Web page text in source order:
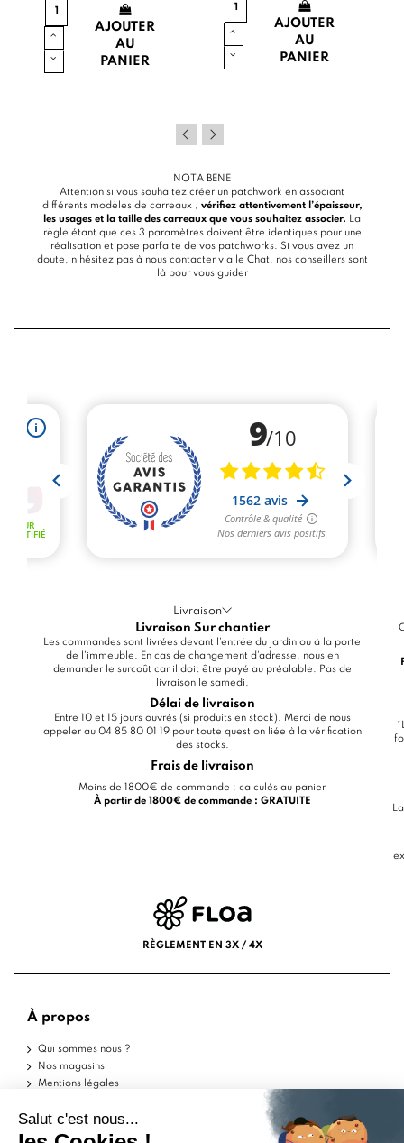
AJOUTER
AU
PANIER
AJOUTER
AU
PANIER
NOTA BENE
Attention si vous souhaitez créer un patchwork en associant
différents modèles de carreaux , vérifiez attentivement l’épaisseur,
les usages et la taille des carreaux que vous souhaitez associer. La
règle étant que ces 3 paramètres doivent être identiques pour une
réalisation et pose parfaite de vos patchworks. Si vous avez un
doute, n’hésitez pas à nous contacter via le Chat, nos conseillers sont
là pour vous guider
Livraison
Livraison Sur chantier
Les commandes sont livrées devant l'entrée du jardin ou à la porte
de l'immeuble. En cas de changement d'adresse, nous en
demander le surcoût car il doit être payé au préalable. Pas de
livraison le samedi.
Délai de livraison
Entre 10 et 15 jours ouvrés (si produits en stock). Merci de nous
appeler au 04 85 80 01 19 pour toute question liée à la vérification
des stocks.
Frais de livraison
Moins de 1800€ de commande : calculés au panier
À partir de 1800€ de commande : GRATUITE
RÈGLEMENT EN 3X / 4X
À propos
Qui sommes nous ?
Nos magasins
Mentions légales
Politique de confidentialité